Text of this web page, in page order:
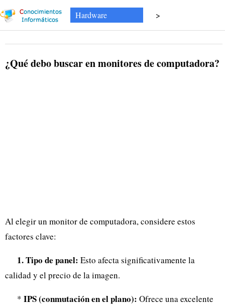
Hardware >
¿Qué debo buscar en monitores de computadora?
Al elegir un monitor de computadora, considere estos
factores clave:
1. Tipo de panel: Esto afecta significativamente la
calidad y el precio de la imagen.
* IPS (conmutación en el plano): Ofrece una excelente